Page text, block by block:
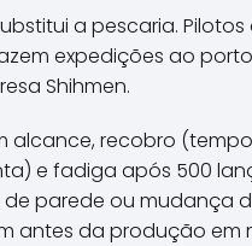
a pescaria. Pilotos
expedições ao
Shihmen.
alcance, recobro
e fadiga após 500
de parede ou mudança
antes da produção em